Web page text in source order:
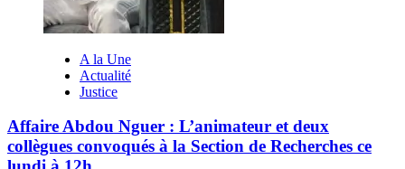
A la Une
Actualité
Justice
Affaire Abdou Nguer : L’animateur et deux
collègues convoqués à la Section de Recherches ce